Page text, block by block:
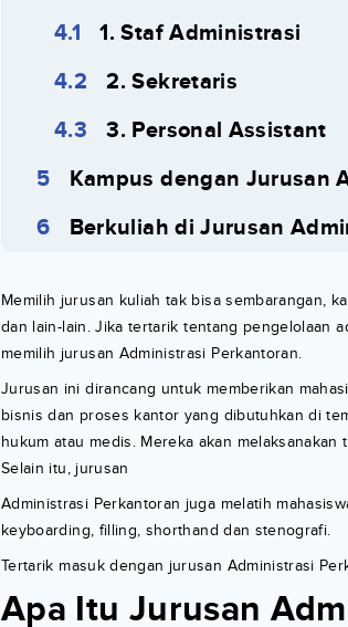
1. Staf Administrasi
2. Sekretaris
3. Personal Assistant
Kampus dengan Jurusan
Berkuliah di Jurusan
Memilih jurusan kuliah tak bisa sembarangan,
dan lain-lain. Jika tertarik tentang pengelolaan
memilih jurusan Administrasi Perkantoran.
Jurusan ini dirancang untuk memberikan
bisnis dan proses kantor yang dibutuhkan di
hukum atau medis. Mereka akan
Selain itu, jurusan
Administrasi Perkantoran juga melatih
keyboarding, filling, shorthand dan stenografi.
Tertarik masuk dengan jurusan Administrasi
Apa Itu Jurusan